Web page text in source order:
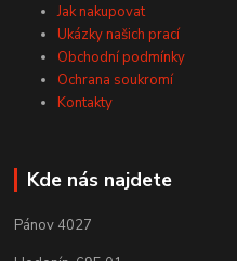
Jak nakupovat
Ukázky našich prací
Obchodní podmínky
Ochrana soukromí
Kontakty
Kde nás najdete
Pánov 4027